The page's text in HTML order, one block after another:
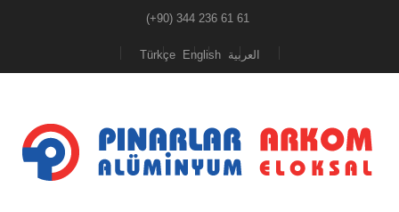
(+90) 344 236 61 61
Türkçe English العربية